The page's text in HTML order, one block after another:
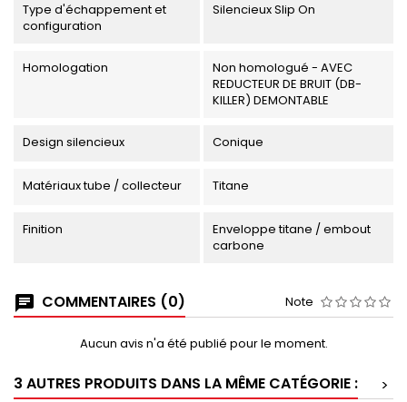
Type d'échappement et
configuration
Silencieux Slip On
Homologation
Non homologué - AVEC
REDUCTEUR DE BRUIT (DB-
KILLER) DEMONTABLE
Design silencieux Conique
Matériaux tube / collecteur Titane
Finition
Enveloppe titane / embout
carbone
COMMENTAIRES (0) Note
Aucun avis n'a été publié pour le moment.
3 AUTRES PRODUITS DANS LA MÊME CATÉGORIE :
>